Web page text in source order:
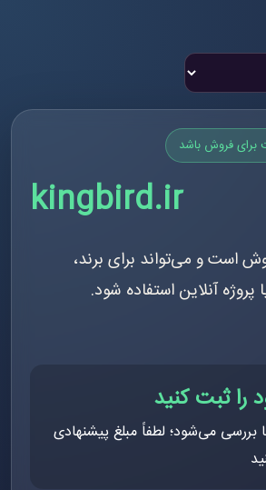
برای فروش باشد
kingbird.ir
است و می‌تواند برای برند،
پروژه آنلاین استفاده شود.
را ثبت کنید
بررسی می‌شود؛ لطفاً مبلغ پیشنهادی